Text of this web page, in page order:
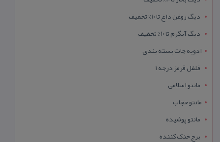
دیگ روغن داغ تا 10% تخفیف
دیگ آبگرم تا 10% تخفیف
ادویه جات بسته بندی
فلفل قرمز درجه 1
مانتو اسلامی
مانتو حجاب
مانتو پوشیده
برج خنک کننده